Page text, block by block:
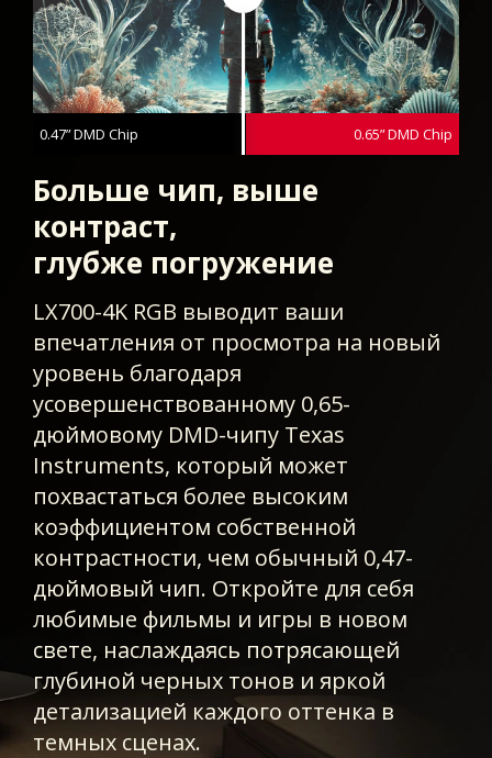
0.47” DMD Chip 0.65” DMD Chip
Больше чип, выше
контраст,
глубже погружение
LX700-4K RGB выводит ваши
впечатления от просмотра на новый
уровень благодаря
усовершенствованному 0,65-
дюймовому DMD-чипу Texas
Instruments, который может
похвастаться более высоким
коэффициентом собственной
контрастности, чем обычный 0,47-
дюймовый чип. Откройте для себя
любимые фильмы и игры в новом
свете, наслаждаясь потрясающей
глубиной черных тонов и яркой
детализацией каждого оттенка в
темных сценах.